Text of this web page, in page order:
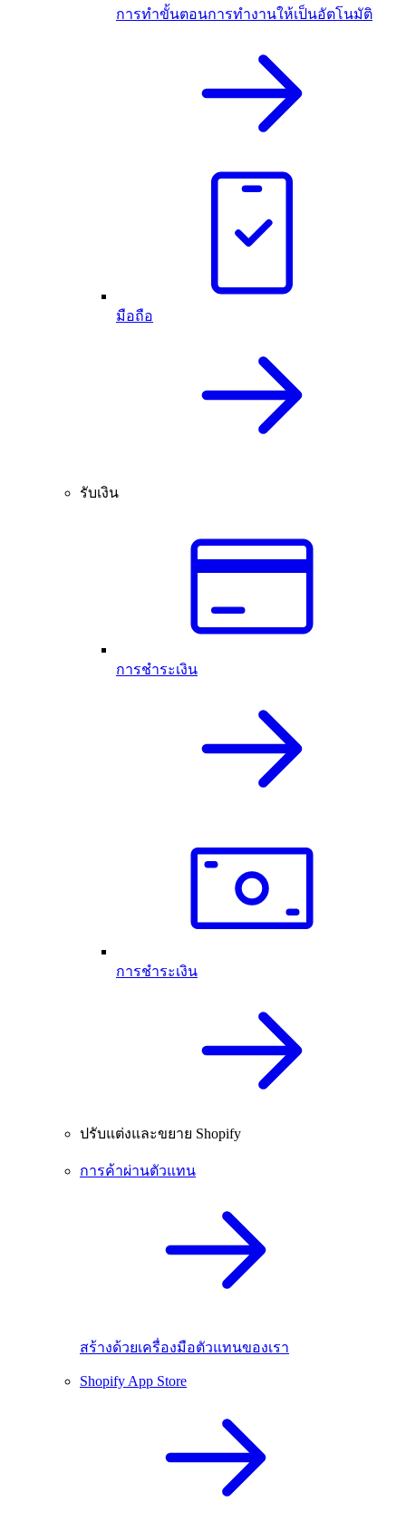
การทำขั้นตอนการทำงานให้เป็นอัตโนมัติ
มือถือ
รับเงิน
การชำระเงิน
การชำระเงิน
ปรับแต่งและขยาย Shopify
การค้าผ่านตัวแทน
สร้างด้วยเครื่องมือตัวแทนของเรา
Shopify App Store